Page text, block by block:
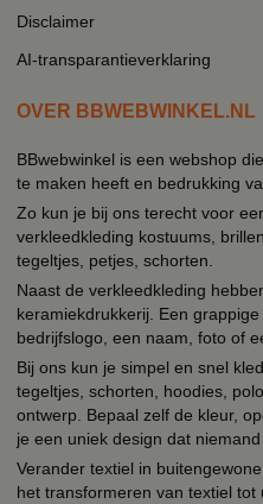
Disclaimer
AI-transparantieverklaring
OVER BBWEBWINKEL.NL
BBwebwinkel is een webshop
te maken heeft en bedrukking
Zo kun je bij ons terecht voor
verkleedkleding kostuums,
tegeltjes, petjes, schorten.
Naast de verkleedkleding
keramiekdrukkerij. Een
bedrijfslogo, een naam, foto of
Bij ons kun je simpel en snel
tegeltjes, schorten, hoodies,
ontwerp. Bepaal zelf de kleur,
je een uniek design dat
Verander textiel in
het transformeren van textiel